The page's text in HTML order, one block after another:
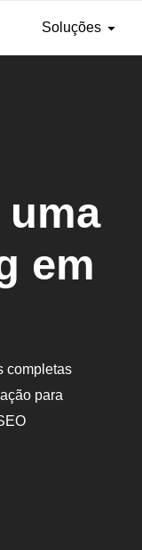
Soluções
em
completas
para